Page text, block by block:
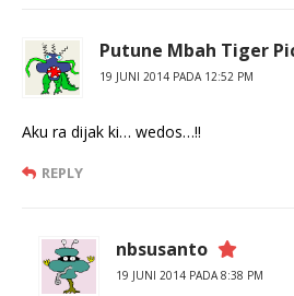
Putune Mbah Tiger
19 JUNI 2014 PADA 12:52 PM
Aku ra dijak ki… wedos…!!
REPLY
nbsusanto
19 JUNI 2014 PADA 8:38 PM